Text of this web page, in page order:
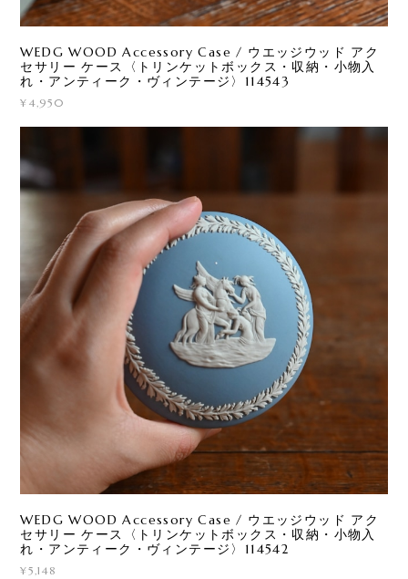
WEDG WOOD Accessory Case / ウエッジウッド アク
セサリー ケース〈トリンケットボックス・収納・小物入
れ・アンティーク・ヴィンテージ〉114543
¥4,950
WEDG WOOD Accessory Case / ウエッジウッド アク
セサリー ケース〈トリンケットボックス・収納・小物入
れ・アンティーク・ヴィンテージ〉114542
¥5,148